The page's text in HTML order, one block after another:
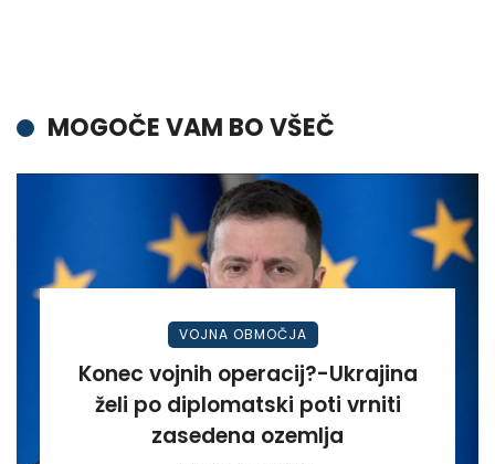
MOGOČE VAM BO VŠEČ
VOJNA OBMOČJA
Konec vojnih operacij?-Ukrajina
želi po diplomatski poti vrniti
zasedena ozemlja